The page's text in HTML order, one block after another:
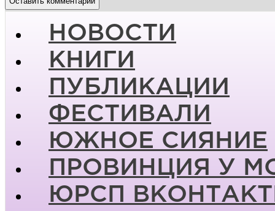
НОВОСТИ
КНИГИ
ПУБЛИКАЦИИ
ФЕСТИВАЛИ
ЮЖНОЕ СИЯНИЕ
ПРОВИНЦИЯ У
ЮРСП